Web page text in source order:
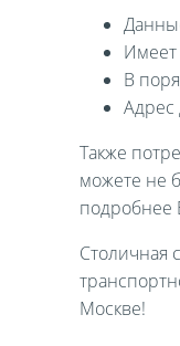
Имеет
В
Адрес
Также
можете не
Столичная
Москве!